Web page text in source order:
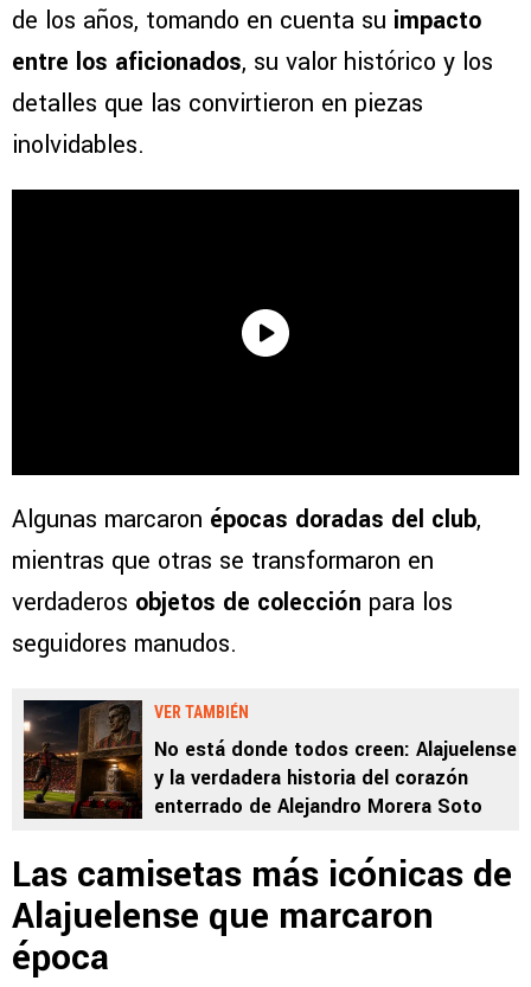
de los años, tomando en cuenta su impacto
entre los aficionados, su valor histórico y los
detalles que las convirtieron en piezas
inolvidables.
Algunas marcaron épocas doradas del club,
mientras que otras se transformaron en
verdaderos objetos de colección para los
seguidores manudos.
VER TAMBIÉN
No está donde todos creen: Alajuelense
y la verdadera historia del corazón
enterrado de Alejandro Morera Soto
Las camisetas más icónicas de
Alajuelense que marcaron
época